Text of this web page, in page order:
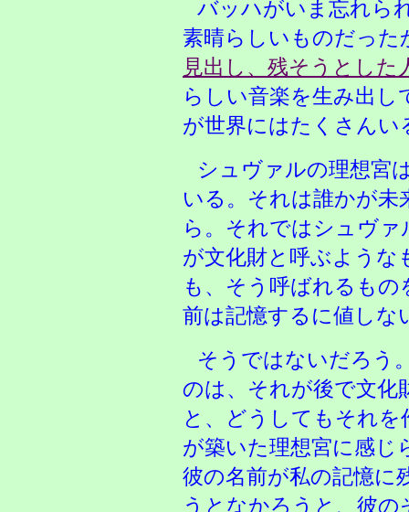
バッハがいま忘れら
素晴らしいものだった
見出し、残そうとした
らしい音楽を生み出
が世界にはたくさんい
シュヴァルの理想宮
いる。それは誰かが
ら。それではシュヴ
が文化財と呼ぶよう
も、そう呼ばれるも
前は記憶するに値しな
そうではないだろう
のは、それが後で文化
と、どうしてもそれ
が築いた理想宮に感
彼の名前が私の記憶に
うとなかろうと、彼